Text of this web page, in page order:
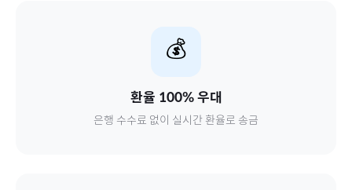
💰
환율 100% 우대
은행 수수료 없이 실시간 환율로 송금